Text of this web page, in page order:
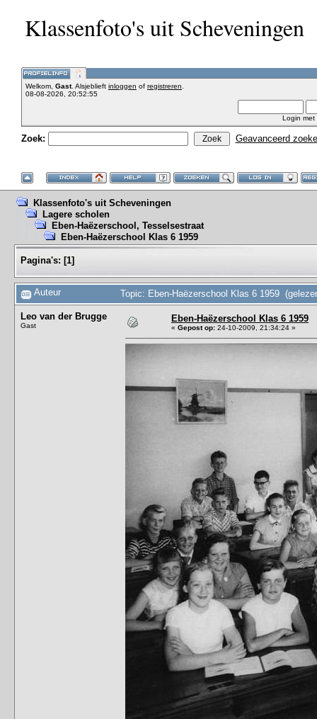
Klassenfoto's uit Scheveningen
Welkom, Gast. Alsjeblieft inloggen of registreren
08-08-2026, 20:52:55
Login met
Zoek: Geavanceerd
Klassenfoto's uit Scheveningen
Lagere scholen
Eben-Haëzerschool, Tesselsestraat
Eben-Haëzerschool Klas 6 1959
Pagina's: [1]
Auteur Topic: Eben-Haëzerschool Klas 6 1959
Leo van der Brugge
Gast
Eben-Haëzerschool Klas 6 1959
« Gepost op: 24-10-2009, 21:34:24 »